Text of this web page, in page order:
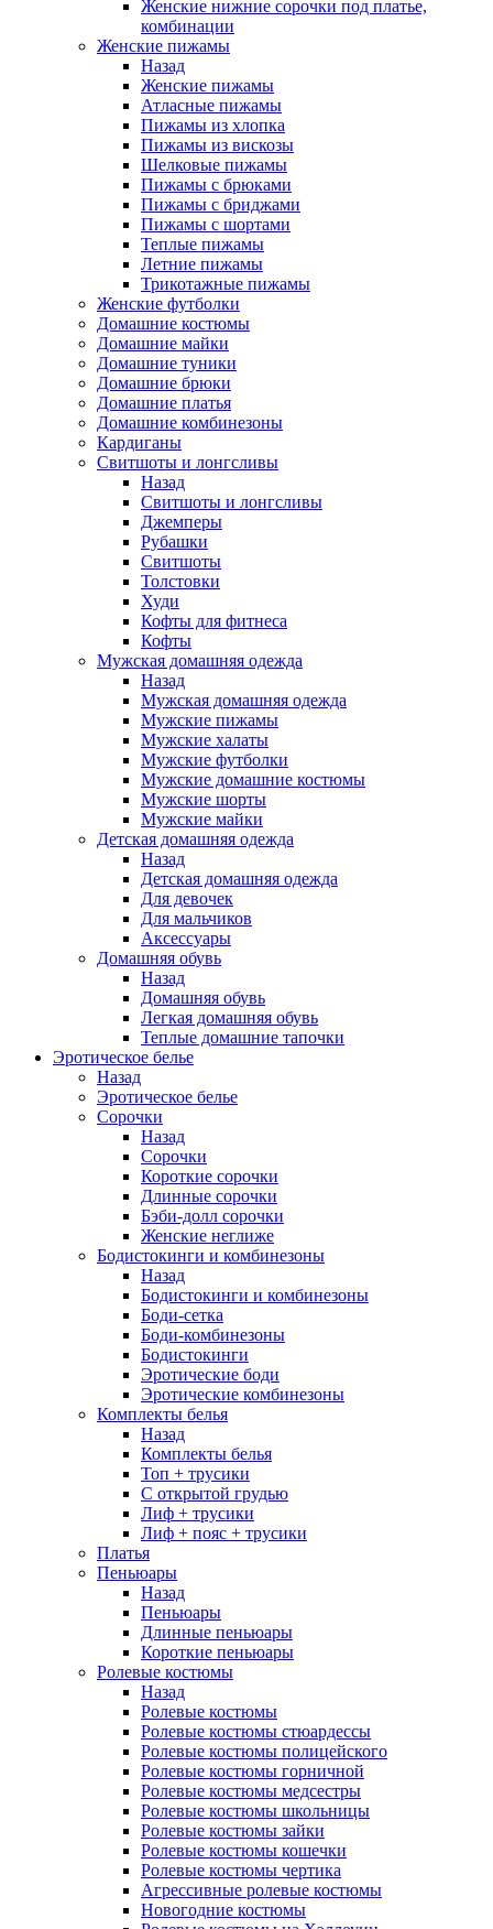
Женские нижние сорочки под платье,
комбинации
Женские пижамы
Назад
Женские пижамы
Атласные пижамы
Пижамы из хлопка
Пижамы из вискозы
Шелковые пижамы
Пижамы с брюками
Пижамы с бриджами
Пижамы с шортами
Теплые пижамы
Летние пижамы
Трикотажные пижамы
Женские футболки
Домашние костюмы
Домашние майки
Домашние туники
Домашние брюки
Домашние платья
Домашние комбинезоны
Кардиганы
Свитшоты и лонгсливы
Назад
Свитшоты и лонгсливы
Джемперы
Рубашки
Свитшоты
Толстовки
Худи
Кофты для фитнеса
Кофты
Мужская домашняя одежда
Назад
Мужская домашняя одежда
Мужские пижамы
Мужские халаты
Мужские футболки
Мужские домашние костюмы
Мужские шорты
Мужские майки
Детская домашняя одежда
Назад
Детская домашняя одежда
Для девочек
Для мальчиков
Аксессуары
Домашняя обувь
Назад
Домашняя обувь
Легкая домашняя обувь
Теплые домашние тапочки
Эротическое белье
Назад
Эротическое белье
Сорочки
Назад
Сорочки
Короткие сорочки
Длинные сорочки
Бэби-долл сорочки
Женские неглиже
Бодистокинги и комбинезоны
Назад
Бодистокинги и комбинезоны
Боди-сетка
Боди-комбинезоны
Бодистокинги
Эротические боди
Эротические комбинезоны
Комплекты белья
Назад
Комплекты белья
Топ + трусики
С открытой грудью
Лиф + трусики
Лиф + пояс + трусики
Платья
Пеньюары
Назад
Пеньюары
Длинные пеньюары
Короткие пеньюары
Ролевые костюмы
Назад
Ролевые костюмы
Ролевые костюмы стюардессы
Ролевые костюмы полицейского
Ролевые костюмы горничной
Ролевые костюмы медсестры
Ролевые костюмы школьницы
Ролевые костюмы зайки
Ролевые костюмы кошечки
Ролевые костюмы чертика
Агрессивные ролевые костюмы
Новогодние костюмы